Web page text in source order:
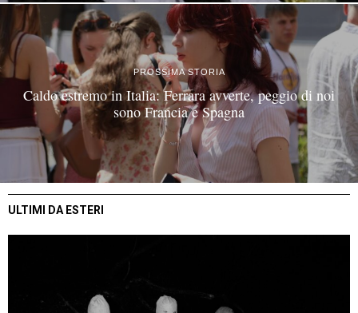
PROSSIMA STORIA
Caldo estremo in Italia: Ferrara avverte, peggio di noi
sono Francia e Spagna
ULTIMI DA ESTERI